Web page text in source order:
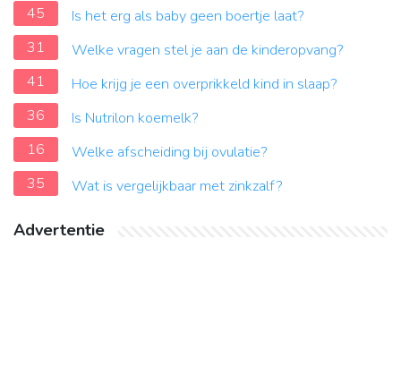
45
Is het erg als baby geen boertje laat?
31
Welke vragen stel je aan de kinderopvang?
41
Hoe krijg je een overprikkeld kind in slaap?
36
Is Nutrilon koemelk?
16
Welke afscheiding bij ovulatie?
35
Wat is vergelijkbaar met zinkzalf?
Advertentie